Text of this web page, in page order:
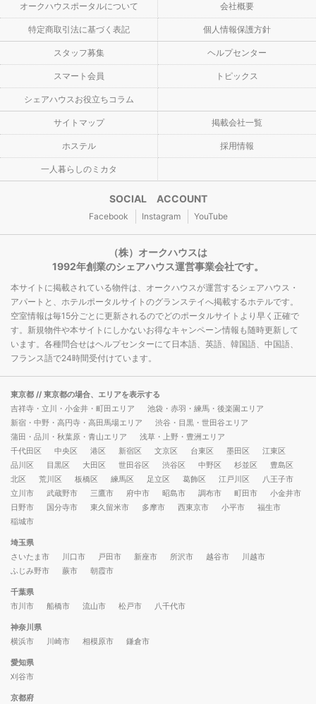
オークハウスポータルについて 会社概要
特定商取引法に基づく表記 個人情報保護方針
スタッフ募集 ヘルプセンター
スマート会員 トピックス
シェアハウスお役立ちコラム
サイトマップ 掲載会社一覧
ホステル 採用情報
一人暮らしのミカタ
SOCIAL ACCOUNT
Facebook Instagram YouTube
（株）オークハウスは
1992年創業のシェアハウス運営事業会社です。
本サイトに掲載されている物件は、オークハウスが運営するシェアハウス・
アパートと、ホテルポータルサイトのグランステイへ掲載するホテルです。
空室情報は毎15分ごとに更新されるのでどのポータルサイトより早く正確で
す。新規物件や本サイトにしかないお得なキャンペーン情報も随時更新して
います。各種問合せはヘルプセンターにて日本語、英語、韓国語、中国語、
フランス語で24時間受付けています。
東京都 // 東京都の場合、エリアを表示する
吉祥寺・立川・小金井・町田エリア
池袋・赤羽・練馬・後楽園エリア
新宿・中野・高円寺・高田馬場エリア
渋谷・目黒・世田谷エリア
蒲田・品川・秋葉原・青山エリア
浅草・上野・豊洲エリア
千代田区
中央区 港区 新宿区 文京区 台東区 墨田区
江東区
品川区
目黒区 大田区 世田谷区 渋谷区 中野区 杉並区
豊島区
北区
荒川区 板橋区 練馬区 足立区 葛飾区 江戸川区
八王子市
立川市
武蔵野市 三鷹市 府中市 昭島市 調布市 町田市
小金井市
日野市
国分寺市 東久留米市 多摩市 西東京市 小平市
福生市
稲城市
埼玉県
さいたま市
川口市 戸田市 新座市 所沢市 越谷市
川越市
ふじみ野市
蕨市 朝霞市
千葉県
市川市
船橋市 流山市 松戸市 八千代市
神奈川県
横浜市
川崎市 相模原市 鎌倉市
愛知県
刈谷市
京都府